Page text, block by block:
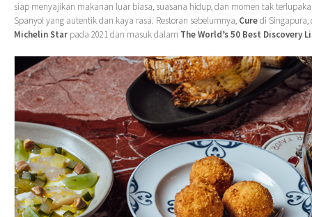
siap menyajikan makanan luar biasa, suasana hidup, dan momen tak
Spanyol yang autentik dan kaya rasa. Restoran sebelumnya, Curedi Singapura,
Michelin Star pada 2021 dan masuk dalam The World’s 50 Best Discovery